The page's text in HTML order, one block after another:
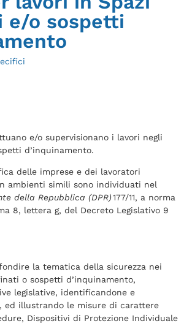
e/o sospetti
e/o supervisionano i lavori negli
d’inquinamento.
delle imprese e dei lavoratori
ambienti simili sono individuati nel
della Repubblica (DPR)177/11, a norma
8, lettera g, del Decreto Legislativo 9
la tematica della sicurezza nei
o sospetti d’inquinamento,
legislative, identificandone e
ed illustrando le misure di carattere
Dispositivi di Protezione Individuale